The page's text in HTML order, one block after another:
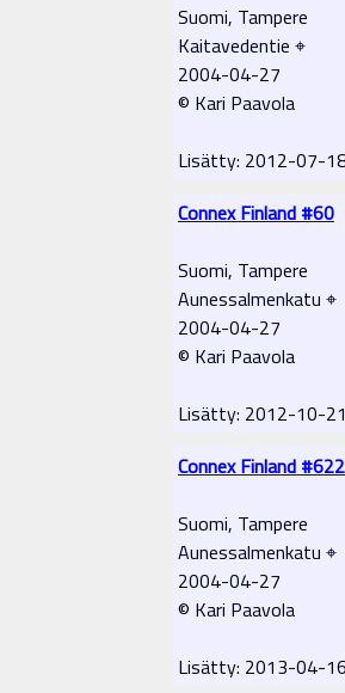
Suomi, Tampere
Kaitavedentie ⌖
2004-04-27
© Kari Paavola
Lisätty: 2012-07-
Connex Finland #60
Suomi, Tampere
Aunessalmenkatu ⌖
2004-04-27
© Kari Paavola
Lisätty: 2012-10-
Connex Finland #622
Suomi, Tampere
Aunessalmenkatu ⌖
2004-04-27
© Kari Paavola
Lisätty: 2013-04-